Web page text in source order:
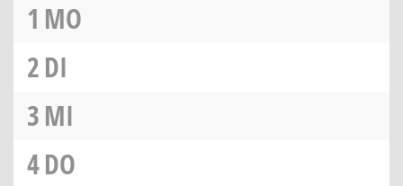
1 MO
2DI
3MI
4DO